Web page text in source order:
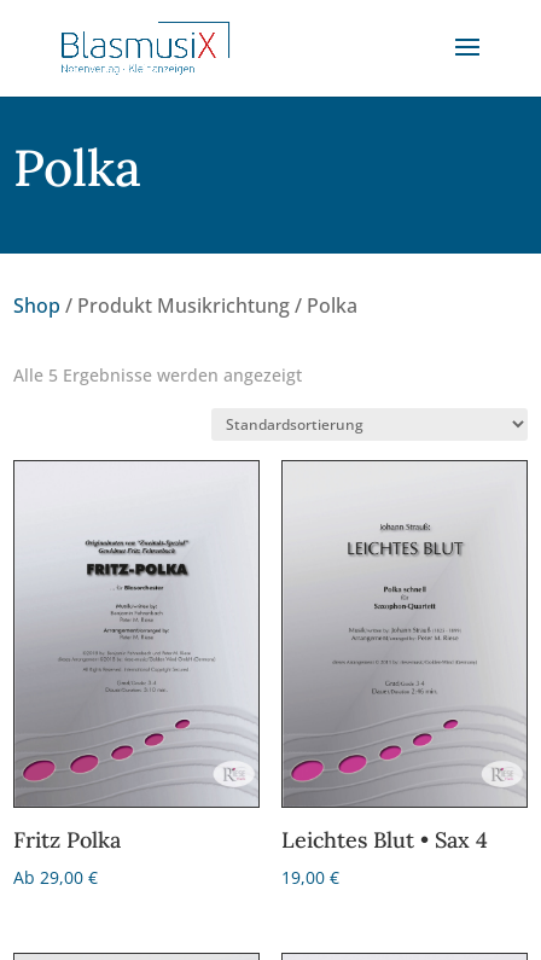
Polka
Shop / Produkt Musikrichtung / Polka
Alle 5 Ergebnisse werden angezeigt
Fritz Polka
Ab 29,00€
Leichtes Blut • Sax 4
19,00 €